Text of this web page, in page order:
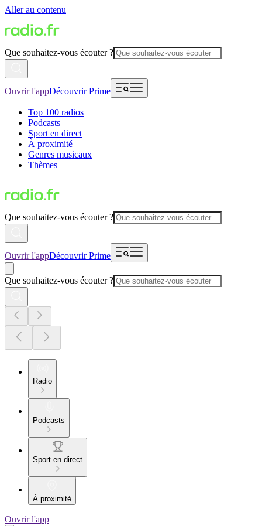
Aller au contenu
Que souhaitez-vous écouter ?
Ouvrir l'appDécouvrir Prime
Top 100 radios
Podcasts
Sport en direct
À proximité
Genres musicaux
Thèmes
Que souhaitez-vous écouter ?
Ouvrir l'appDécouvrir Prime
Que souhaitez-vous écouter ?
Radio
Podcasts
Sport en direct
À proximité
Ouvrir l'app